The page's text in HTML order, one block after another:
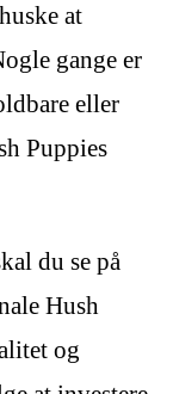
at
gange er
eller
Puppies
du se på
Hush
og